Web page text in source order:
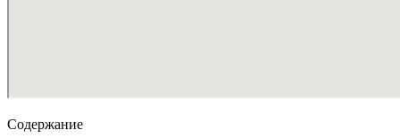
Содержание